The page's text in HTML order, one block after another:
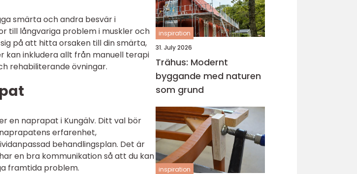
smärta och andra besvär i
till långvariga problem i muskler och
på att hitta orsaken till din smärta,
kan inkludera allt från manuell terapi
rehabiliterande övningar.
en naprapat i Kungälv. Ditt val bör
erfarenhet,
behandlingsplan. Det är
en bra kommunikation så att du kan
framtida problem.
inspiration
31. July 2026
Trähus: Modernt
byggande med naturen
som grund
inspiration